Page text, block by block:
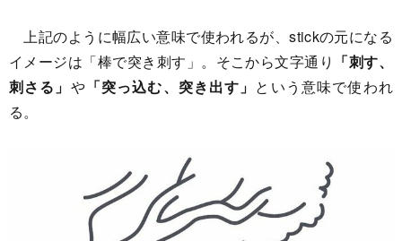
上記のように幅広い意味で使われるが、stickの元になる
イメージは「棒で突き刺す」。そこから文字通り 「刺す、
刺さる」 や 「突っ込む、突き出す」 という意味で使われ
る。